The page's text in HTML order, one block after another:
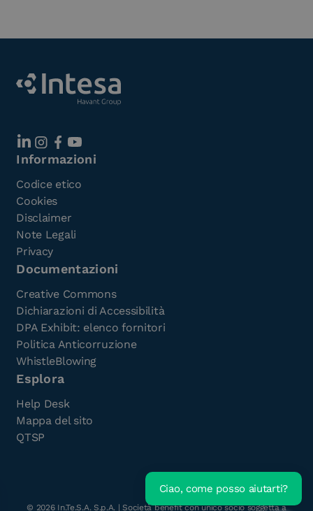
Informazioni
Codice etico
Cookies
Disclaimer
Note Legali
Privacy
Documentazioni
Creative Commons
Dichiarazioni di Accessibilità
DPA Exhibit: elenco fornitori
Politica Anticorruzione
WhistleBlowing
Esplora
Help Desk
Mappa del sito
QTSP
© 2026In.Te.S.A. S.p.A. | Società benefit con unico socio soggetta a
Ciao, come posso aiutarti?